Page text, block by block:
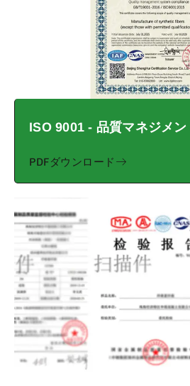
ISO 9001 - 品質マネジメン
PDFダウンロード